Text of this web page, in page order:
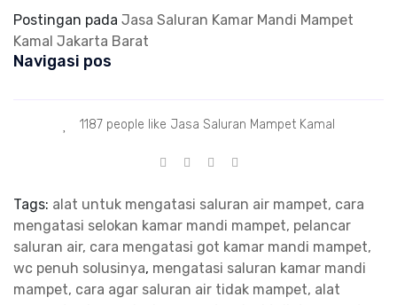
Postingan pada Jasa Saluran Kamar Mandi Mampet
Kamal Jakarta Barat
Navigasi pos
1187 people like Jasa Saluran Mampet Kamal
Tags: alat untuk mengatasi saluran air mampet, cara
mengatasi selokan kamar mandi mampet, pelancar
saluran air, cara mengatasi got kamar mandi mampet,
wc penuh solusinya, mengatasi saluran kamar mandi
mampet, cara agar saluran air tidak mampet, alat